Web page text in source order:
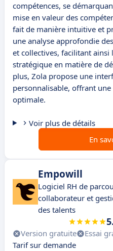
compétences, se
mise en valeur des
fait de manière intuitive et
une analyse approfondie
et collectives, facilitant ainsi
stratégique en matière de
plus, Zola propose une
personnalisable, offrant
optimale.
Voir plus de détails
En
Empowill
Logiciel RH de
collaborateur et
des talents
Version gratuite Essai
Tarif sur demande